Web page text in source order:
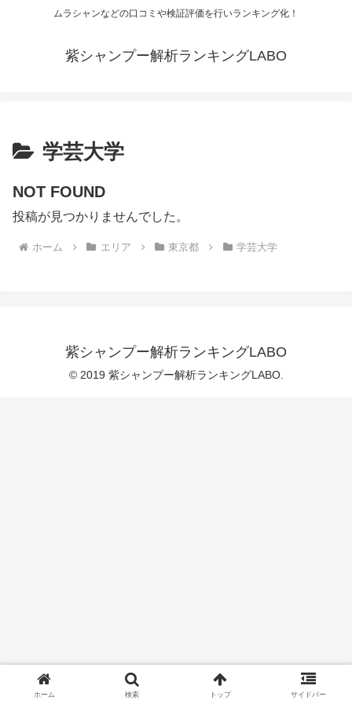
ムラシャンなどの口コミや検証評価を行いランキング化！
紫シャンプー解析ランキングLABO
学芸大学
NOT FOUND
投稿が見つかりませんでした。
ホーム エリア 東京都 学芸大学
紫シャンプー解析ランキングLABO
© 2019 紫シャンプー解析ランキングLABO.
ホーム 検索 トップ サイドバー